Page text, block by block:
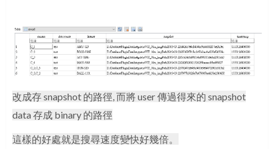
改成存 snapshot 的路徑, 而將 user 傳過得來的 snapshot
data 存成 binary 的路徑
這樣的好處就是搜尋速度變快好幾倍。